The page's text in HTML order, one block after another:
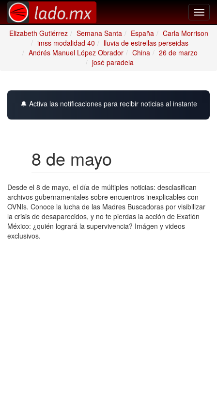
Elizabeth Gutiérrez
Semana Santa España
Carla Morrison
imss modalidad 40
lluvia de estrellas perseidas
Andrés Manuel López Obrador
China
26 de marzo
josé paradela
🔔 Activa las notificaciones para recibir noticias al instante
8 de mayo
Desde el 8 de mayo, el día de múltiples noticias: desclasifican
archivos gubernamentales sobre encuentros inexplicables con
OVNIs. Conoce la lucha de las Madres Buscadoras por visibilizar
la crisis de desaparecidos, y no te pierdas la acción de Exatlón
México: ¿quién logrará la supervivencia? Imágen y videos
exclusivos.